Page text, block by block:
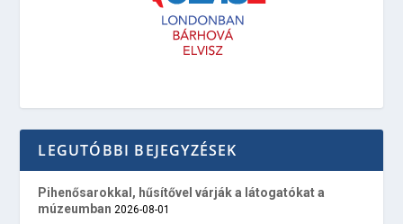
LEGUTÓBBI BEJEGYZÉSEK
Pihenősarokkal, hűsítővel várják a látogatókat a
múzeumban 2026-08-01